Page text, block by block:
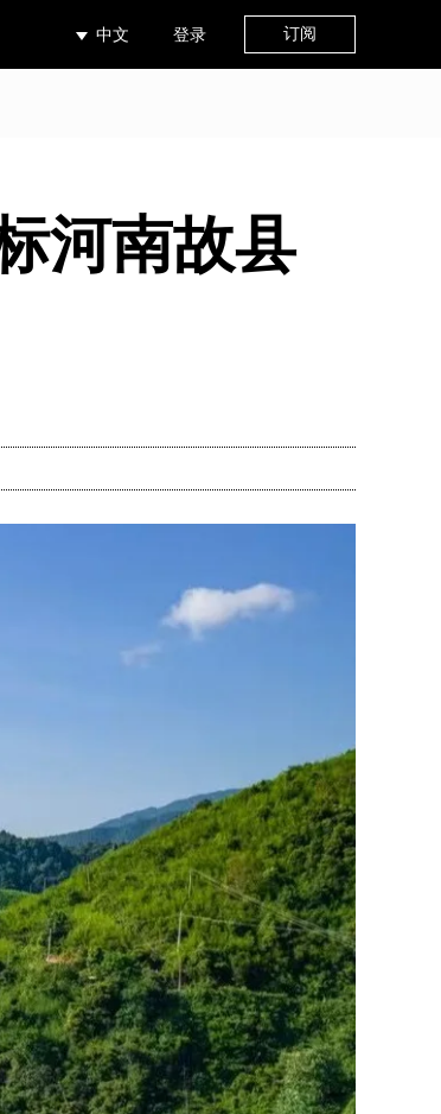
中文 登录 订阅
河南故县